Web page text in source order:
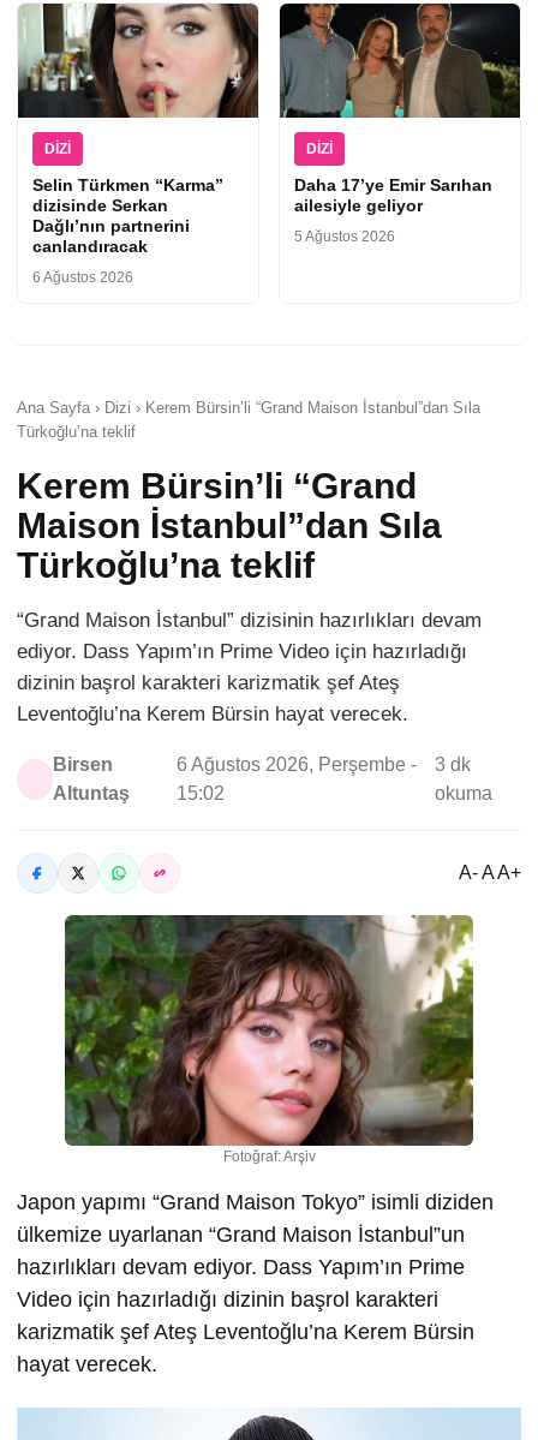
DIZI
Selin Türkmen “Karma”
dizisinde Serkan
Dağlı’nın partnerini
canlandıracak
6 Ağustos 2026
DIZI
Daha 17’ye Emir Sarıhan
ailesiyle geliyor
5 Ağustos 2026
Ana Sayfa › Dizi › Kerem Bürsin’li “Grand Maison İstanbul”dan Sıla
Türkoğlu’na teklif
Kerem Bürsin’li “Grand
Maison İstanbul”dan Sıla
Türkoğlu’na teklif
“Grand Maison İstanbul” dizisinin hazırlıkları devam
ediyor. Dass Yapım’ın Prime Video için hazırladığı
dizinin başrol karakteri karizmatik şef Ateş
Leventoğlu’na Kerem Bürsin hayat verecek.
Birsen
Altuntaş
6 Ağustos 2026, Perşembe -
15:02
3 dk
okuma
A- A A+
Fotoğraf: Arşiv
Japon yapımı “Grand Maison Tokyo” isimli diziden
ülkemize uyarlanan “Grand Maison İstanbul”un
hazırlıkları devam ediyor. Dass Yapım’ın Prime
Video için hazırladığı dizinin başrol karakteri
karizmatik şef Ateş Leventoğlu’na Kerem Bürsin
hayat verecek.